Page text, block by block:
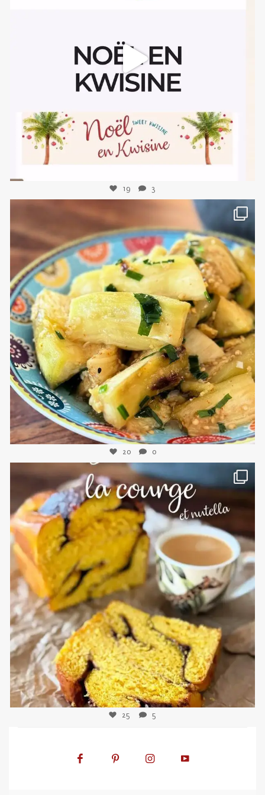
sweetkwisine
Nov 10
19 3
sweetkwisine
Nov 8
20 0
sweetkwisine
25 5